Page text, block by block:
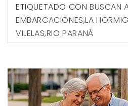
ETIQUETADO CON BUSCAN
EMBARCACIONES,LA
VILELAS,RIO PARANÁ